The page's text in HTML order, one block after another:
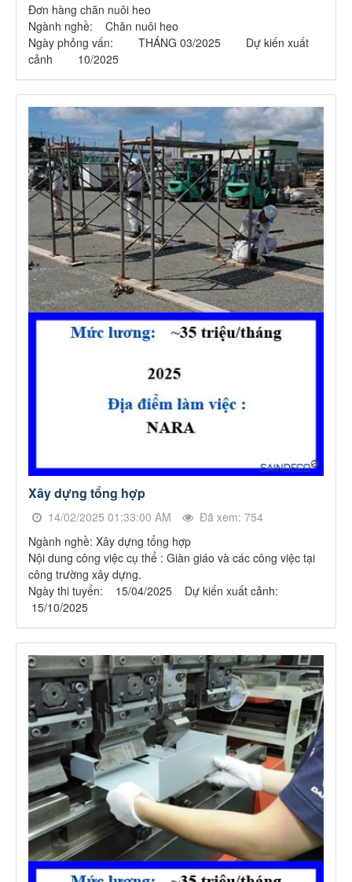
Đơn hàng chăn nuôi heo
Ngành nghề: Chăn nuôi heo
Ngày phỏng vấn: THÁNG 03/2025 Dự kiến xuất
cảnh 10/2025
Xây dựng tổng hợp
14/02/2025 01:33:00 AM
Đã xem: 754
Ngành nghề: Xây dựng tổng hợp
Nội dung công việc cụ thể : Giàn giáo và các công việc tại
công trường xây dựng.
Ngày thi tuyển: 15/04/2025 Dự kiến xuất cảnh:
15/10/2025